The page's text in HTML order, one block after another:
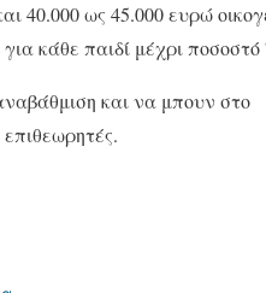
40.000 ως 45.000 ευρώ
κάθε παιδί μέχρι ποσοστό
και να μπουν στο